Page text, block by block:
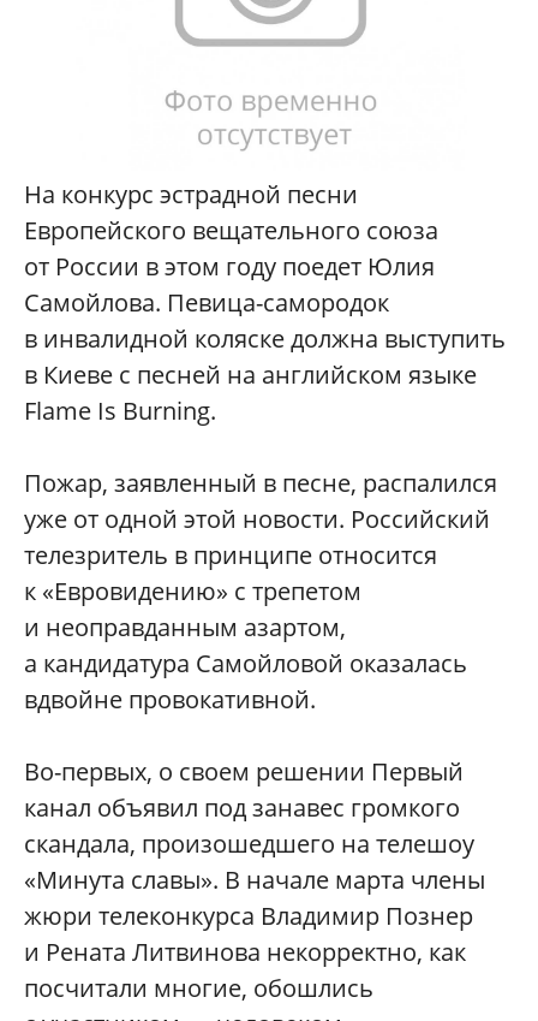
На конкурс эстрадной песни
Европейского вещательного союза
от России в этом году поедет Юлия
Самойлова. Певица-самородок
в инвалидной коляске должна выступить
в Киеве с песней на английском языке
Flame Is Burning.
Пожар, заявленный в песне, распалился
уже от одной этой новости. Российский
телезритель в принципе относится
к «Евровидению» с трепетом
и неоправданным азартом,
а кандидатура Самойловой оказалась
вдвойне провокативной.
Во-первых, о своем решении Первый
канал объявил под занавес громкого
скандала, произошедшего на телешоу
«Минута славы». В начале марта члены
жюри телеконкурса Владимир Познер
и Рената Литвинова некорректно, как
посчитали многие, обошлись